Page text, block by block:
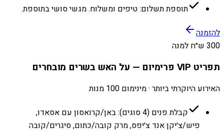
תוספת תשלום: טיפים ומשלוח. מגשי סושי בתוספת.
להזמנה
300 ש״ח למנה
תפריט VIP פרימיום — על האש בשרים מובחרים
האירוע היוקרתי ביותר · מינימום 100 מנות
קבלת פנים (4 סוגים): באן/קרואסון עם אסאדו,
פיש/צ׳יקן אנד צ׳יפס, מרק קובה/כתום, סיגרים/קובה